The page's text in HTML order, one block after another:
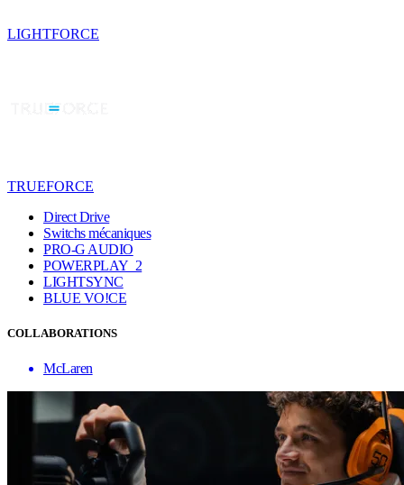
LIGHTFORCE
TRUEFORCE
Direct Drive
Switchs mécaniques
PRO-G AUDIO
POWERPLAY 2
LIGHTSYNC
BLUE VO!CE
COLLABORATIONS
McLaren